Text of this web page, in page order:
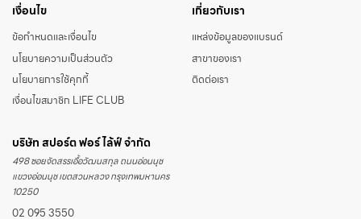
เงื่อนไข
ข้อกำหนดและเงื่อนไข
นโยบายความเป็นส่วนตัว
นโยบายการใช้คุกกี้
เงื่อนไขสมาชิก LIFE CLUB
เกี่ยวกับเรา
แหล่งข้อมูลของแบรนด์
สาขาของเรา
ติดต่อเรา
บริษัท สปอร์ต ฟอร์ ไล้ฟ์ จำกัด
498 ซอยจัดสรรเอื้อวัฒนสกุล ถนนอ่อนนุช
แขวงอ่อนนุช เขตสวนหลวง กรุงเทพมหานคร
10250
02 095 3550